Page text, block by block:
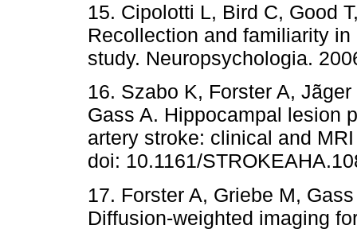
15. Cipolotti L, Bird C, Good
Recollection and familiarity
study. Neuropsychologia.
16. Szabo K, Forster A,
Gass A. Hippocampal lesion
artery stroke: clinical and
doi: 10.1161/
17. Forster A, Griebe M,
Diffusion-weighted imaging